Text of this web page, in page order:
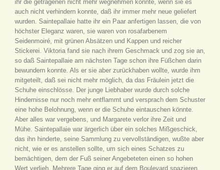
ihr die getragenen nicht mehr wegnehmen konnte, wenn sie es
auch nicht verhindern konnte, daß ihr immer mehr neue geliefert
wurden. Saintepallaie hatte ihr ein Paar anfertigen lassen, die von
höchster Eleganz waren, sie waren von rosafarbenem
Seidenmoiré, mit grünen Absätzen und Kappen und reicher
Stickerei. Viktoria fand sie nach ihrem Geschmack und zog sie an,
so daß Saintepallaie am nächsten Tage schon ihre Füßchen darin
bewundern konnte. Als er sie aber zurückhaben wollte, wurde ihm
mitgeteilt, daß sei nicht mehr möglich, da das Fräulein jetzt die
Schuhe einschlösse. Der junge Liebhaber wurde durch solche
Hindernisse nur noch mehr entflammt und versprach dem Schuster
eine hohe Belohnung, wenn er die Schuhe eintauschen könnte.
Aber alles war vergebens, und Margarete verlor ihre Zeit und
Mühe. Saintepallaie war ärgerlich über ein solches Mißgeschick,
das ihn hinderte, seine Sammlung zu vervollständigen, wußte aber
nicht, wie er es anstellen sollte, um sich eines Schatzes zu
bemächtigen, dem der Fuß seiner Angebeteten einen so hohen
Wert verlieh. Mehrere Tage ging er auf dem Boulevard spazieren,